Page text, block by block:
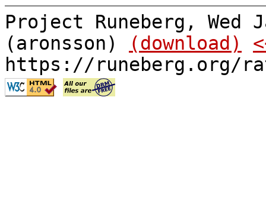
Project Runeberg, Wed
(aronsson)
(download)
https://runeberg.org/